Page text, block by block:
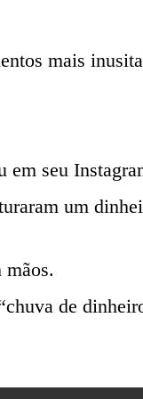
mais
em seu
um
de